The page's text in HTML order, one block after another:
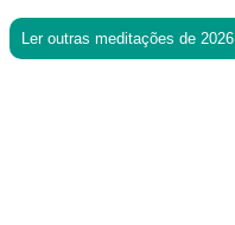
Ler outras meditações de 2026